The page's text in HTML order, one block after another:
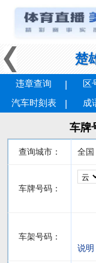
楚
违章查询 区
汽车时刻表
成
车牌
查询城市：
车牌号码：
车架号码：
说明